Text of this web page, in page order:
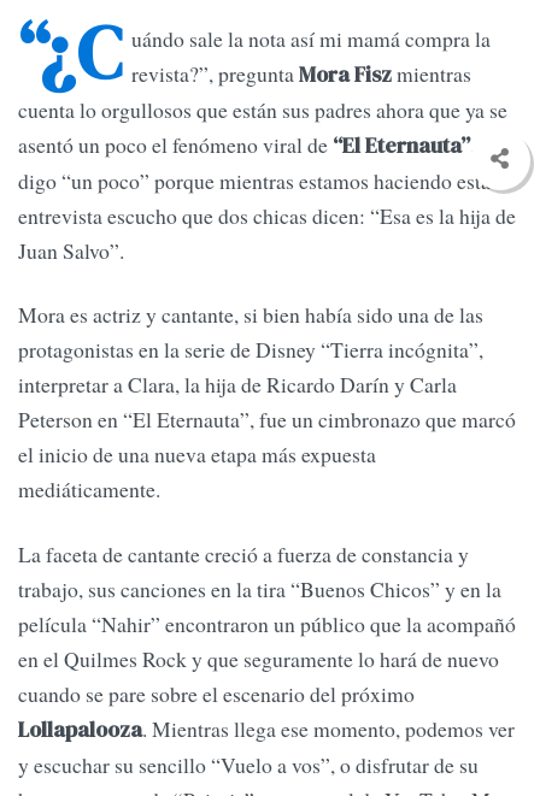
“¿C uándo sale la nota así mi mamá compra la
revista?”, preguntaMora Fiszmientras
cuenta lo orgullosos que están sus padres ahora que ya se
asentó un poco el fenómeno viral de “El Eternauta”. Y
digo “un poco” porque mientras estamos haciendo esta
entrevista escucho que dos chicas dicen: “Esa es la hija de
Juan Salvo”.
Mora es actriz y cantante, si bien había sido una de las
protagonistas en la serie de Disney “Tierra incógnita”,
interpretar a Clara, la hija de Ricardo Darín y Carla
Peterson en “El Eternauta”, fue un cimbronazo que marcó
el inicio de una nueva etapa más expuesta
mediáticamente.
La faceta de cantante creció a fuerza de constancia y
trabajo, sus canciones en la tira “Buenos Chicos” y en la
película “Nahir” encontraron un público que la acompañó
en el Quilmes Rock y que seguramente lo hará de nuevo
cuando se pare sobre el escenario del próximo
Lollapalooza. Mientras llega ese momento, podemos ver
y escuchar su sencillo “Vuelo a vos”, o disfrutar de su